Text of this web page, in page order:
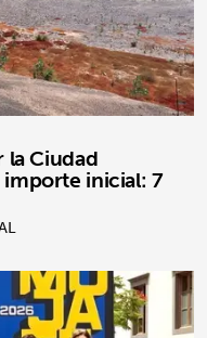
la Ciudad
inicial: 7